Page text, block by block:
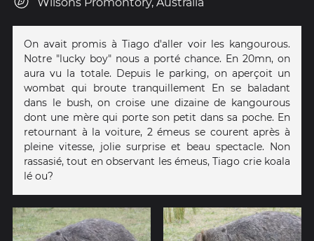
On avait promis à Tiago d'aller voir les kangourous.
Notre "lucky boy" nous a porté chance. En 20mn, on
aura vu la totale. Depuis le parking, on aperçoit un
wombat qui broute tranquillement En se baladant
dans le bush, on croise une dizaine de kangourous
dont une mère qui porte son petit dans sa poche. En
retournant à la voiture, 2 émeus se courent après à
pleine vitesse, jolie surprise et beau spectacle. Non
rassasié, tout en observant les émeus, Tiago crie koala
lé ou?